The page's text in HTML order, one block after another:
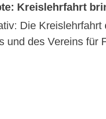
Kreislehrfahrt
Die
und des Vereins für